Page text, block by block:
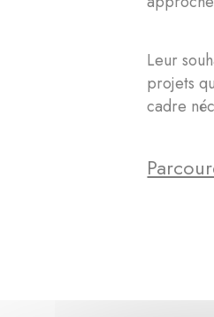
Leur
projets
cadre